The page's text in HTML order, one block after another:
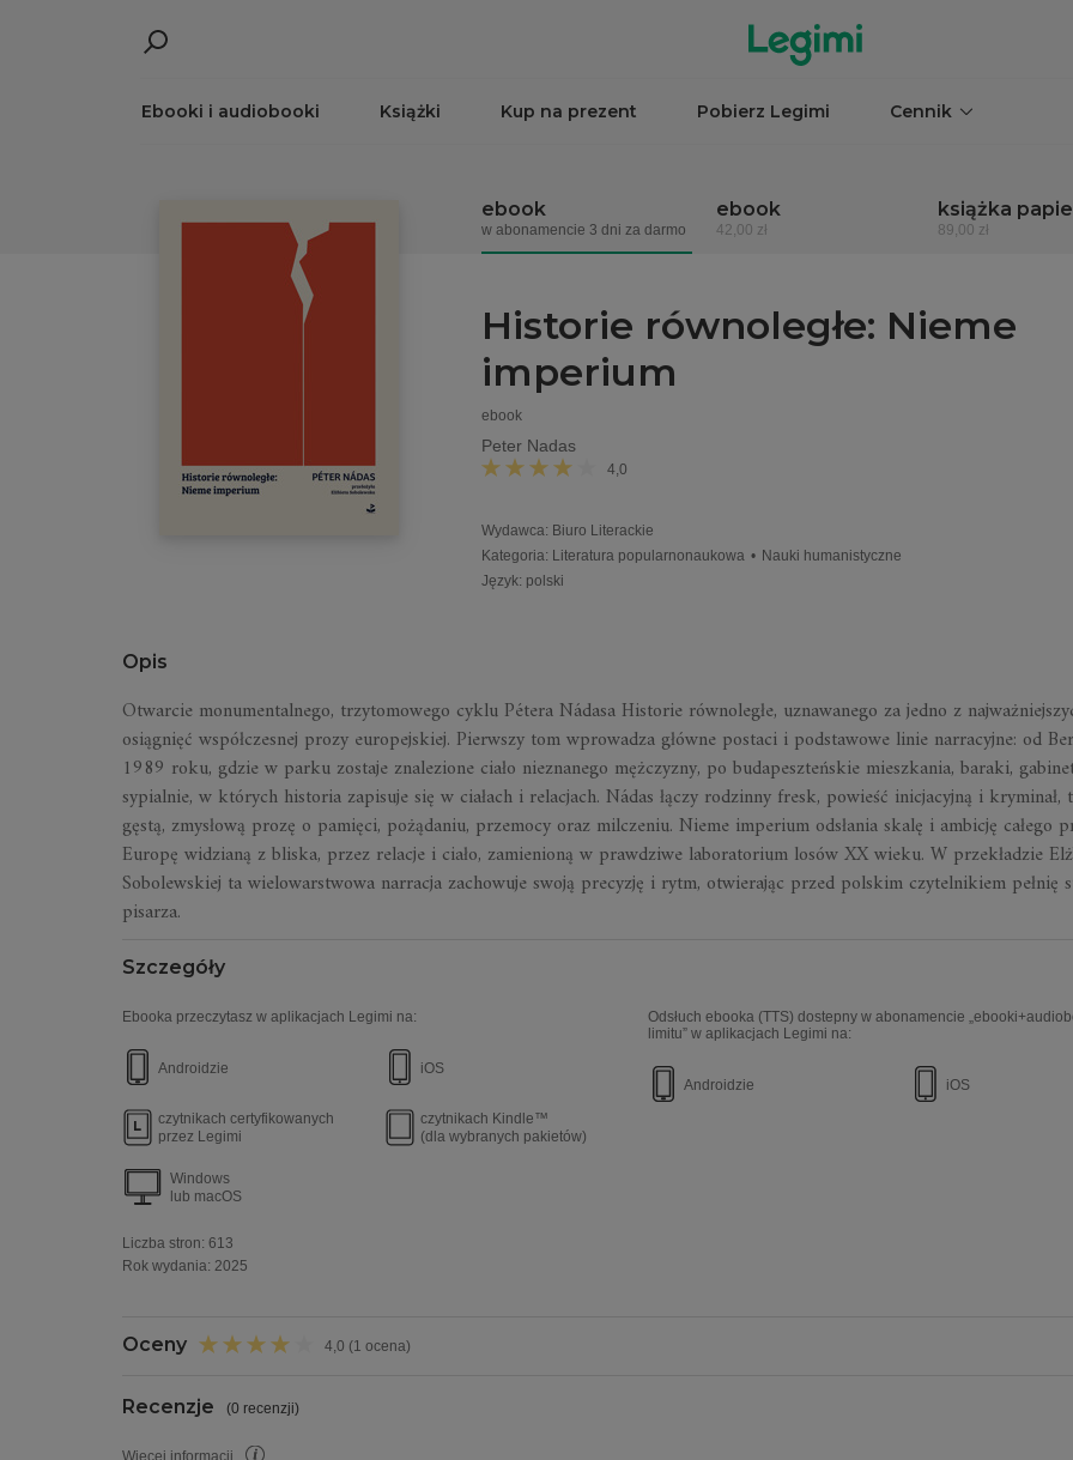
Ebooki i audiobooki Książki Kup na prezent Pobierz Legimi Cennik
ebook
w abonamencie 3 dni za darmo
ebook
42,00 zł
książka
89,00 zł
Historie równoległe: Nieme
imperium
ebook
Peter Nadas
4,0
Wydawca: Biuro Literackie
Kategoria: Literatura popularnonaukowa • Nauki humanistyczne
Język: polski
Opis
Otwarcie monumentalnego, trzytomowego cyklu Pétera Nádasa Historie równoległe, uznawanego za jedno z
osiągnięć współczesnej prozy europejskiej. Pierwszy tom wprowadza główne postaci i podstawowe linie narracyjne: od
1989 roku, gdzie w parku zostaje znalezione ciało nieznanego mężczyzny, po budapeszteńskie mieszkania, baraki,
sypialnie, w których historia zapisuje się w ciałach i relacjach. Nádas łączy rodzinny fresk, powieść inicjacyjną i kryminał,
gęstą, zmysłową prozę o pamięci, pożądaniu, przemocy oraz milczeniu. Nieme imperium odsłania skalę i ambicję całego
Europę widzianą z bliska, przez relacje i ciało, zamienioną w prawdziwe laboratorium losów XX wieku. W przekładzie
Sobolewskiej ta wielowarstwowa narracja zachowuje swoją precyzję i rytm, otwierając przed polskim czytelnikiem pełnię
pisarza.
Szczegóły
Ebooka przeczytasz w aplikacjach Legimi na:
Androidzie iOS
czytnikach certyfikowanych
przez Legimi
czytnikach Kindle™
(dla wybranych pakietów)
Windows
lub macOS
Liczba stron: 613
Rok wydania: 2025
Odsłuch ebooka (TTS) dostepny w abonamencie
limitu” w aplikacjach Legimi na:
Androidzie iOS
Oceny 4,0 (1 ocena)
Recenzje (0 recenzji)
Więcej informacji